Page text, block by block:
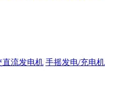
直流发电机 手摇发电/充电机